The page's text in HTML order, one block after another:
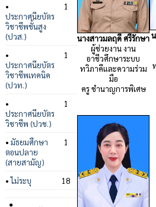
•
ประกาศนียบัตร
วิชาชีพชั้นสูง
(ปวส.)
1
•
ประกาศนียบัตร
วิชาชีพเทคนิค
(ปวท.)
1
•
ประกาศนียบัตร
วิชาชีพ (ปวช.)
1
• มัธยมศึกษา
ตอนปลาย
(สายสามัญ)
1
•ไม่ระบุ 18
นางสาวมลฤดี ศรีรักษา
ผู้ช่วยงาน งาน
อาชีวศึกษาระบบ
ทวิภาคีและความร่วม
มือ
ครู ชำนาญการพิเศษ